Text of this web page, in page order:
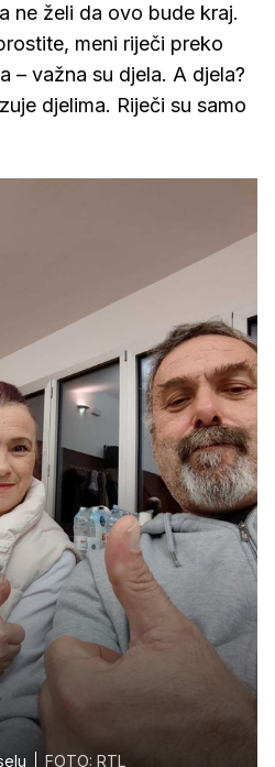
ne želi da ovo bude kraj.
meni riječi preko
– važna su djela. A djela?
djelima. Riječi su samo
FOTO: RTL